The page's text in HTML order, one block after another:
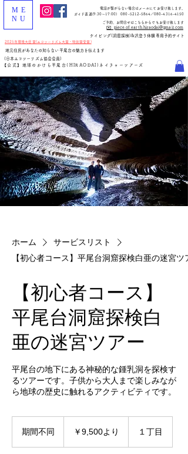
ME
NU
​ご予約、お問合せはこちらからでもお受け致します
電話が繋がらない場合はメールにてお受け致します。
✉️ piece.of.earth.hiraodai@gmail.com
ガイド直通(9:30～17:00) 080-5212-5864 ／080-4316-4150
​ケイビング(洞窟探検)&沢登り体験専用予約サイト
地元住民があなたの知らない平尾台の魅力を伝えます
【公式】地球のかけら平尾台(HIRAODAI)ネイチャーツアーズ
(日本エコツーリズム協会会員)
2025年環境大臣賞(エコツーリズム大賞・特別賞受賞)
ホーム
サービスリスト
【初心者コース】平尾台洞窟探検白亜の迷宮ツ
【初心者コース】
平尾台洞窟探検白
亜の迷宮ツアー
平尾台の地下にある神秘的な鍾乳洞を探検す
るツアーです。子供から大人まで楽しみなが
ら地球の歴史に触れるアクティビティです。
期間不同 ￥9,500より １丁目